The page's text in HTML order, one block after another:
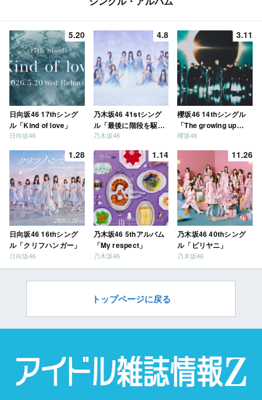
5.20
日向坂46 17thシング
ル「Kind of love」
日向坂46
4.8
乃木坂46 41stシング
ル「最後に階段を駆け
上がったのはいつ
乃木坂46
3.11
櫻坂46 14thシングル
「The growing up
train」
櫻坂46
1.28
日向坂46 16thシング
ル「クリフハンガー」
日向坂46
1.14
乃木坂46 5thアルバム
「My respect」
乃木坂46
11.26
乃木坂46 40thシング
ル「ビリヤニ」
乃木坂46
トップページに戻る